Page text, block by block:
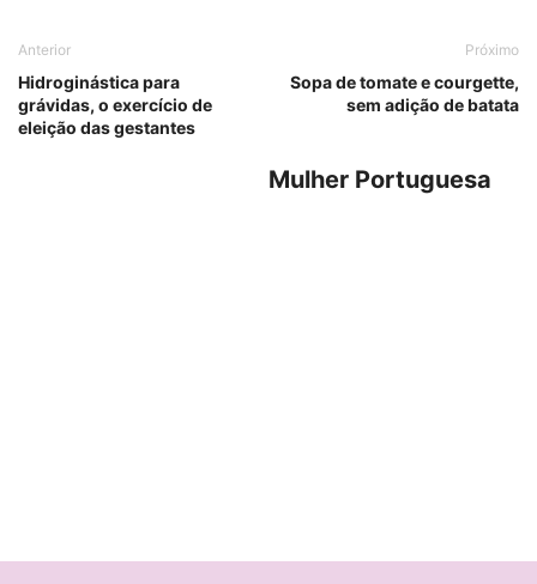
Anterior
Hidroginástica para
grávidas, o exercício de
eleição das gestantes
Próximo
Sopa de tomate e courgette,
sem adição de batata
Mulher Portuguesa